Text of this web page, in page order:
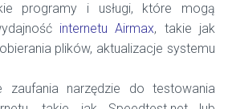
programy i usługi, które mogą
internetu Airmax, takie jak
plików, aktualizacje systemu
zaufania narzędzie do testowania